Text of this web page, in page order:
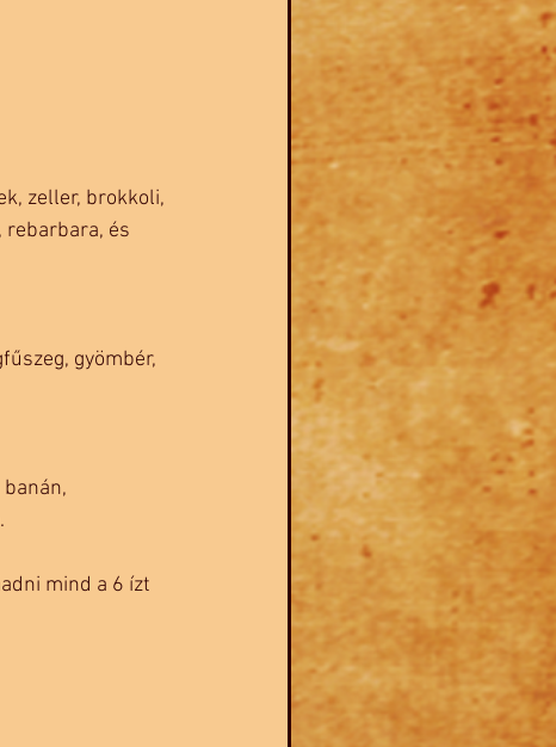
zeller, brokkoli,
rebarbara, és
gyömbér,
mind a 6 ízt